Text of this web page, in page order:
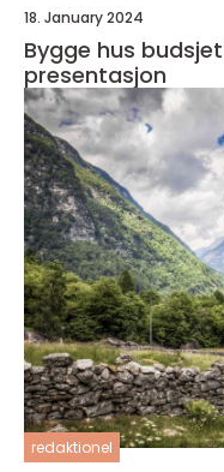
18. January 2024
Bygge hus
presentasjon
redaktionel